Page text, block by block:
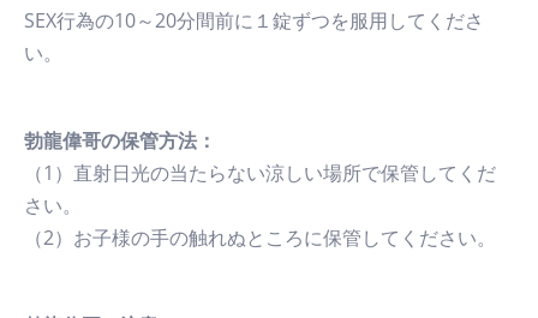
SEX行為の10～20分間前に１錠ずつを服用してくださ
い。
勃龍偉哥の保管方法：
（1）直射日光の当たらない涼しい場所で保管してくだ
さい。
（2）お子様の手の触れぬところに保管してください。